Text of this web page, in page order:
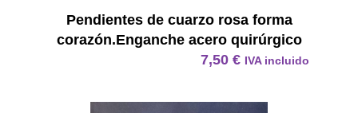
Pendientes de cuarzo rosa forma
corazón.Enganche acero quirúrgico
7,50 € IVA incluido